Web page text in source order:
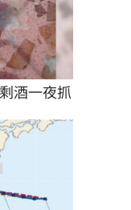
酒一夜抓